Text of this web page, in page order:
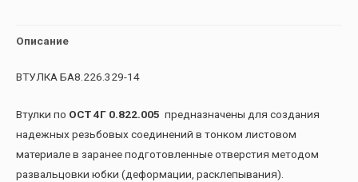
Описание
ВТУЛКА БА8.226.329-14
Втулки по ОСТ 4Г 0.822.005 предназначены для создания
надежных резьбовых соединений в тонком листовом
материале в заранее подготовленные отверстия методом
развальцовки юбки (деформации, расклепывания).